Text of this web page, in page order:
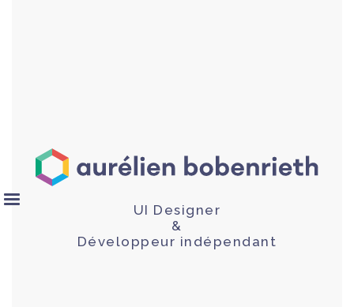
UI Designer
&
Développeur indépendant